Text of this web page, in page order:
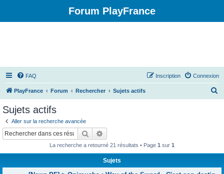
Forum PlayFrance
FAQ Connexion
Inscription
PlayFrance Forum Rechercher Sujets actifs
Sujets actifs
Aller sur la recherche avancée
Rechercher
La recherche a retourné 21 résultats • Page 1 sur 1
Sujets